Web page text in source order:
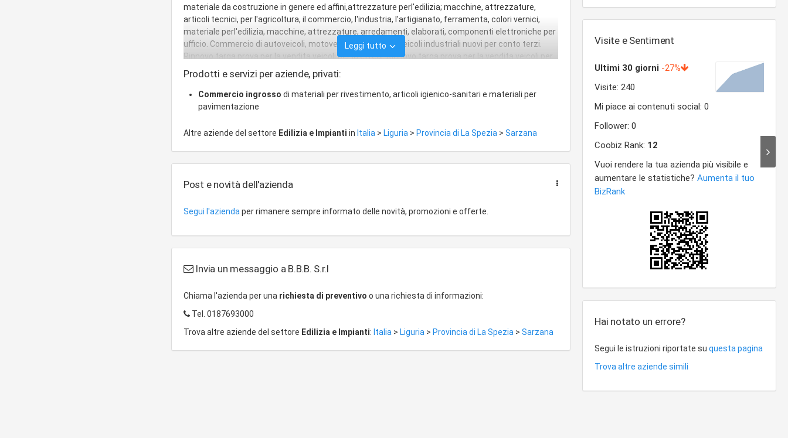
materiale da costruzione in genere ed affini,attrezzature perl'edilizia; macchine, attrezzature,
articoli tecnici, per l'agricoltura, il commercio, l'industria, l'artigianato, ferramenta, colori vernici,
materiale perl'edilizia, macchine, attrezzature, arredamenti, elaborati, componenti elettroniche per
ufficio. Commercio di autoveicoli, motoveicoli, autocarri e veicoli industriali nuovi per conto terzi.
Rinnovo targa prova per la vendita veicoli per la effedi. Rinnovo targa prova per la vendita veicoli per
la bucher schorling e cessa la vendita di veicoli per la bremach.
Leggi tutto
Prodotti e servizi per aziende, privati:
Commercio ingrosso di materiali per rivestimento, articoli igienico-sanitari e materiali per
pavimentazione
Altre aziende del settore Edilizia e Impianti in Italia > Liguria > Provincia di La Spezia > Sarzana
Post e novità dell'azienda
Segui l'azienda per rimanere sempre informato delle novità, promozioni e offerte.
Invia un messaggio a B.B.B. S.r.l
Chiama l'azienda per una richiesta di preventivo o una richiesta di informazioni:
Tel. 0187693000
Trova altre aziende del settore Edilizia e Impianti: Italia > Liguria > Provincia di La Spezia > Sarzana
Visite e Sentiment
Hai notato un errore?
Segui le istruzioni riportate suquesta pagina
Trova altre aziende simili